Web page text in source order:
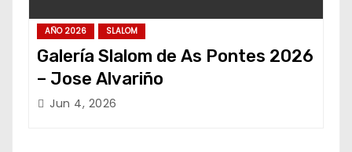
AÑO 2026 SLALOM
Galería Slalom de As Pontes 2026
– Jose Alvariño
Jun 4, 2026